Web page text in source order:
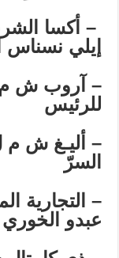
– أكسا
إيلي نسناس
– آروب ش م
للرئيس
– أليـغ ش
السرّ
– التجارية
عبدو